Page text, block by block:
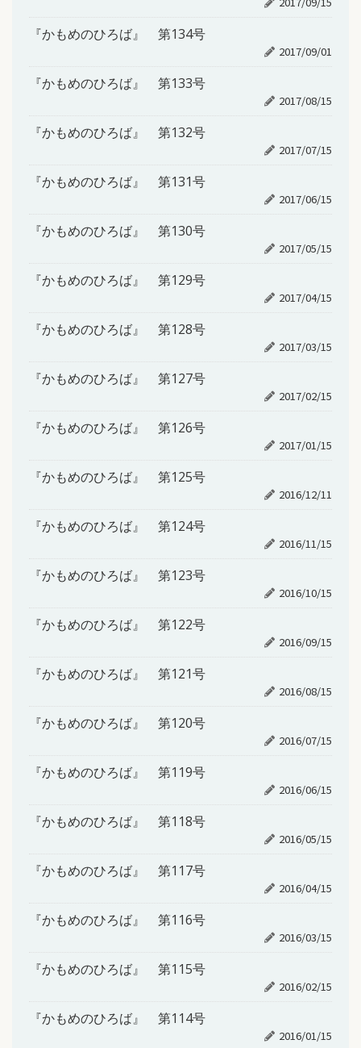
『かもめのひろば』 第134号
2017/09/01
『かもめのひろば』 第133号
2017/08/15
『かもめのひろば』 第132号
2017/07/15
『かもめのひろば』 第131号
2017/06/15
『かもめのひろば』 第130号
2017/05/15
『かもめのひろば』 第129号
2017/04/15
『かもめのひろば』 第128号
2017/03/15
『かもめのひろば』 第127号
2017/02/15
『かもめのひろば』 第126号
2017/01/15
『かもめのひろば』 第125号
2016/12/11
『かもめのひろば』 第124号
2016/11/15
『かもめのひろば』 第123号
2016/10/15
『かもめのひろば』 第122号
2016/09/15
『かもめのひろば』 第121号
2016/08/15
『かもめのひろば』 第120号
2016/07/15
『かもめのひろば』 第119号
2016/06/15
『かもめのひろば』 第118号
2016/05/15
『かもめのひろば』 第117号
2016/04/15
『かもめのひろば』 第116号
2016/03/15
『かもめのひろば』 第115号
2016/02/15
『かもめのひろば』 第114号
2016/01/15